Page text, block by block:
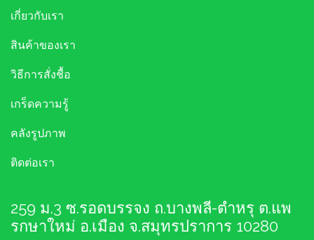
เกี่ยวกับเรา
สินค้าของเรา
วิธีการสั่งชื้อ
เกร็ดความรู้
คลังรูปภาพ
ติดต่อเรา
259 ม.3 ซ.รอดบรรจง ถ.บางพลี-ตำหรุ ต.แพ
รกษาใหม่ อ.เมือง จ.สมุทรปราการ 10280